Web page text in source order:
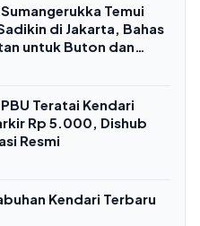
Temui
di Jakarta, Bahas
untuk Buton dan
Teratai Kendari
Rp 5.000, Dishub
Resmi
Kendari Terbaru